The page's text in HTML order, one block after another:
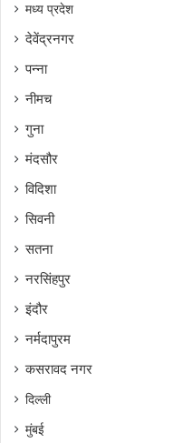
मध्य प्रदेश
देवेंद्रनगर
पन्ना
नीमच
गुना
मंदसौर
विदिशा
सिवनी
सतना
नरसिंहपुर
इंदौर
नर्मदापुरम
कसरावद नगर
दिल्ली
मुंबई